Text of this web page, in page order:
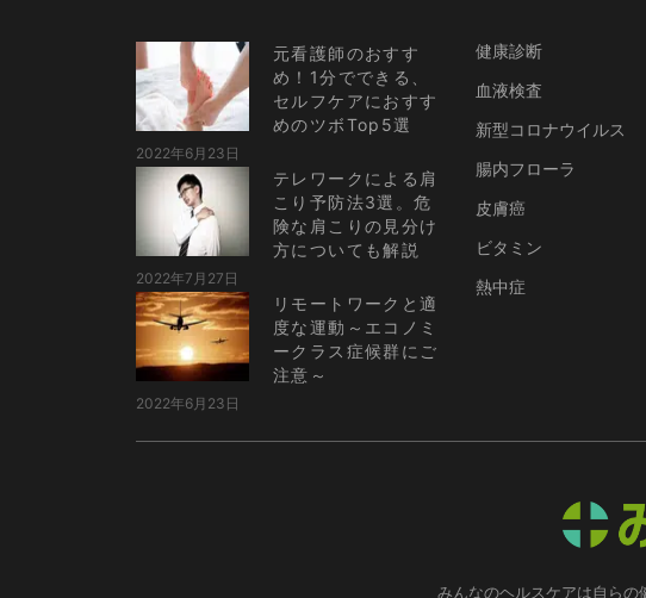
元看護師のおすす
め！1分でできる、
セルフケアにおすす
めのツボTop5選
2022年6月23日
テレワークによる肩
こり予防法3選。危
険な肩こりの見分け
方についても解説
2022年7月27日
リモートワークと適
度な運動～エコノミ
ークラス症候群にご
注意～
2022年6月23日
健康診断
血液検査
新型コロナウイルス
腸内フローラ
皮膚癌
ビタミン
熱中症
みんなのヘルスケアは自ら